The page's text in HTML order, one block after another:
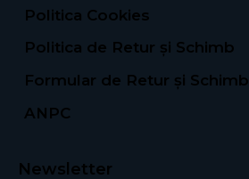
Politica Cookies
Politica de Retur și Schimb
Formular de Retur și Schimb
ANPC
Newsletter